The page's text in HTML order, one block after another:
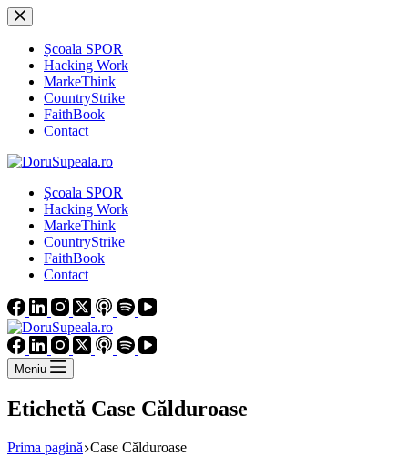
Sari
la
conținutȘcoala SPOR
Hacking Work
MarkeThink
CountryStrike
FaithBook
Contact
Școala SPOR
Hacking Work
MarkeThink
CountryStrike
FaithBook
Contact
Meniu
Etichetă Case Călduroase
Prima pagină Case Călduroase